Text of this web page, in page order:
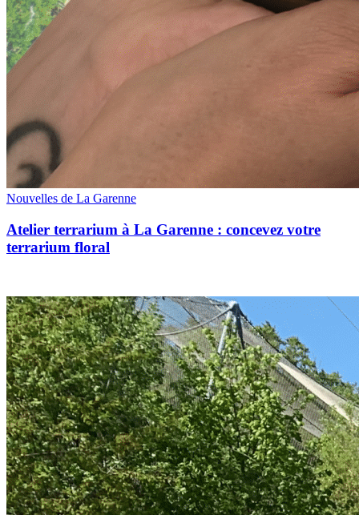
Nouvelles de La Garenne
Atelier terrarium à La Garenne : concevez votre
terrarium floral